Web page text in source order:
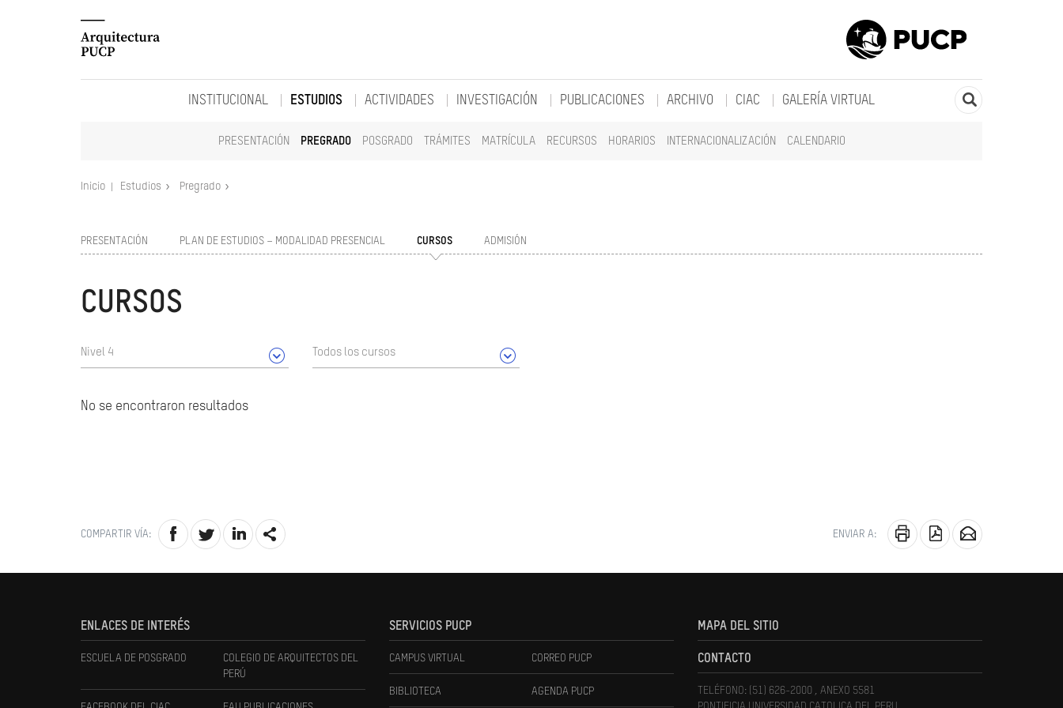
INSTITUCIONAL ESTUDIOS
PRESENTACIÓN PREGRADO POSGRADO TRÁMITES MATRÍCULA RECURSOS HORARIOS INTERNACIONALIZACIÓN CALENDARIO
ACTIVIDADES INVESTIGACIÓN PUBLICACIONES ARCHIVO CIAC GALERÍA VIRTUAL
Inicio Estudios Pregrado
PRESENTACIÓN PLAN DE ESTUDIOS – MODALIDAD PRESENCIAL CURSOS ADMISIÓN
CURSOS
Nivel 4 Todos los cursos
No se encontraron resultados
COMPARTIR VÍA: ENVIAR A:
ENLACES DE INTERÉS
ESCUELA DE POSGRADO
COLEGIO DE ARQUITECTOS DEL
PERÚ
SERVICIOS PUCP
CAMPUS VIRTUAL CORREO PUCP
BIBLIOTECA AGENDA PUCP
MAPA DEL SITIO
CONTACTO
TELÉFONO: (51) 626-2000 , ANEXO 5581